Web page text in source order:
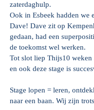
zaterdaghulp.
Ook in Esbeek hadden we
Dave! Dave zit op
gedaan, had een
de toekomst wel werken.
Tot slot liep Thijs10 weken
en ook deze stage is
Stage lopen = leren,
naar een baan. Wij zijn